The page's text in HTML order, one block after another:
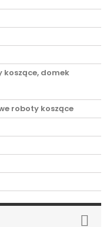
domek
roboty koszące